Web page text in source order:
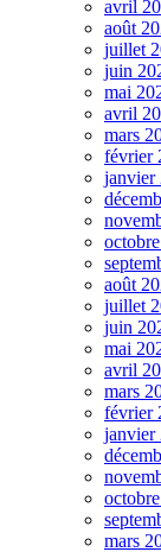
avril
août
juillet
juin
mai
avril
mars
février
janvier
août
juillet
juin
mai
avril
mars
février
janvier
mars